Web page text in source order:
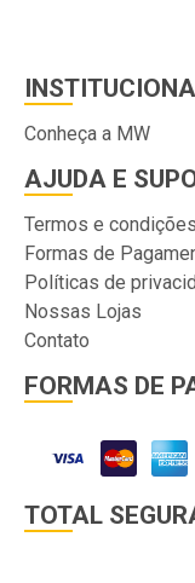
Conheça a MW
AJUDA E
Termos e condições
Formas de
Políticas de
Nossas Lojas
Contato
FORMAS DE
TOTAL